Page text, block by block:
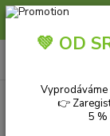
Slunce, koupání a
💚 OD
Vyprodáváme
👉
5 %